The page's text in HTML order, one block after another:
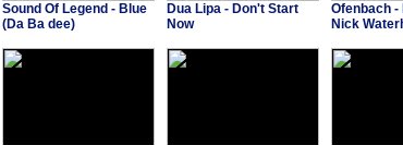
Sound Of Legend - Blue
(Da Ba dee)
Dua Lipa - Don't Start
Now
Ofenbach
Nick